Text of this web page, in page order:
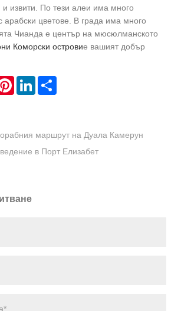
и извити. По тези алеи има много
арабски цветове. В града има много
Чианда е център на мюсюлманското
Коморски островие вашият добър
PinterestLinkedIn
маршрут на Дуала Камерун
в Порт Елизабет